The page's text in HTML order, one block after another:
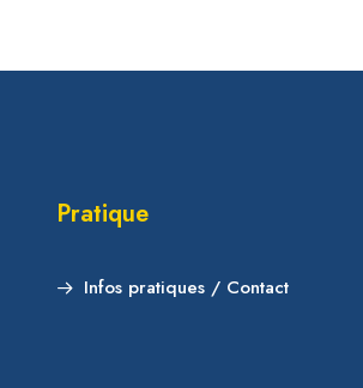
Pratique
Infos pratiques / Contact